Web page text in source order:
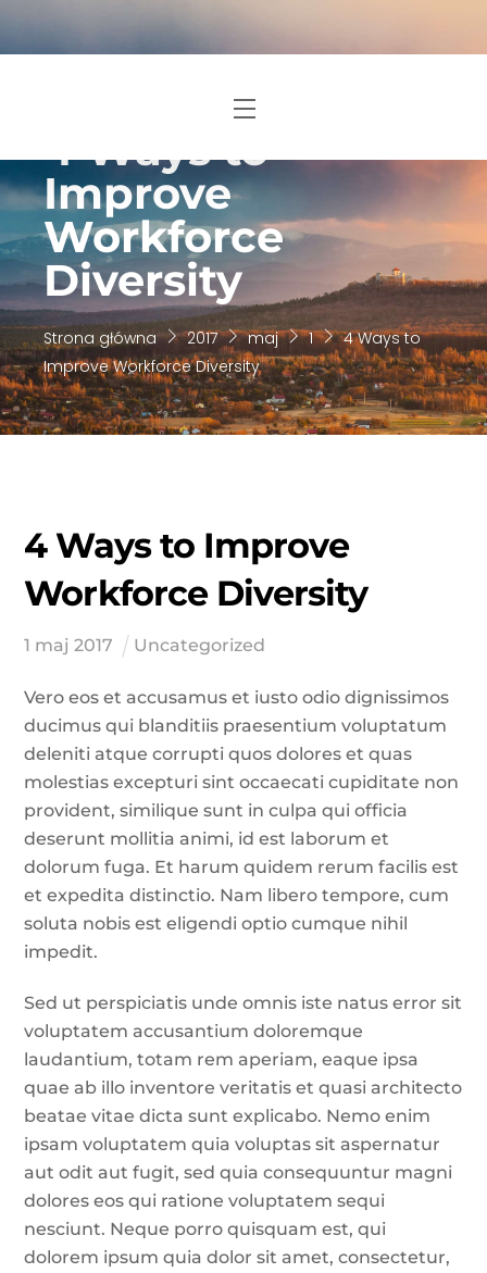
Menu
4 Ways to
Improve
Workforce
Diversity
Strona główna 2017 maj 1
4 Ways to
Improve Workforce Diversity
4 Ways to Improve
Workforce Diversity
1 maj 2017 Uncategorized
Vero eos et accusamus et iusto odio dignissimos
ducimus qui blanditiis praesentium voluptatum
deleniti atque corrupti quos dolores et quas
molestias excepturi sint occaecati cupiditate non
provident, similique sunt in culpa qui officia
deserunt mollitia animi, id est laborum et
dolorum fuga. Et harum quidem rerum facilis est
et expedita distinctio. Nam libero tempore, cum
soluta nobis est eligendi optio cumque nihil
impedit.
Sed ut perspiciatis unde omnis iste natus error sit
voluptatem accusantium doloremque
laudantium, totam rem aperiam, eaque ipsa
quae ab illo inventore veritatis et quasi architecto
beatae vitae dicta sunt explicabo. Nemo enim
ipsam voluptatem quia voluptas sit aspernatur
aut odit aut fugit, sed quia consequuntur magni
dolores eos qui ratione voluptatem sequi
nesciunt. Neque porro quisquam est, qui
dolorem ipsum quia dolor sit amet, consectetur,